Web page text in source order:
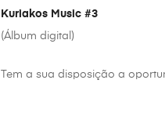
09. The AOG - Bom samaratino
10. True Sound - All I Need
11. Kuriakos São Tomé - Toma
Kuriakos Music #3
(Álbum digital)
Tem a sua disposição a